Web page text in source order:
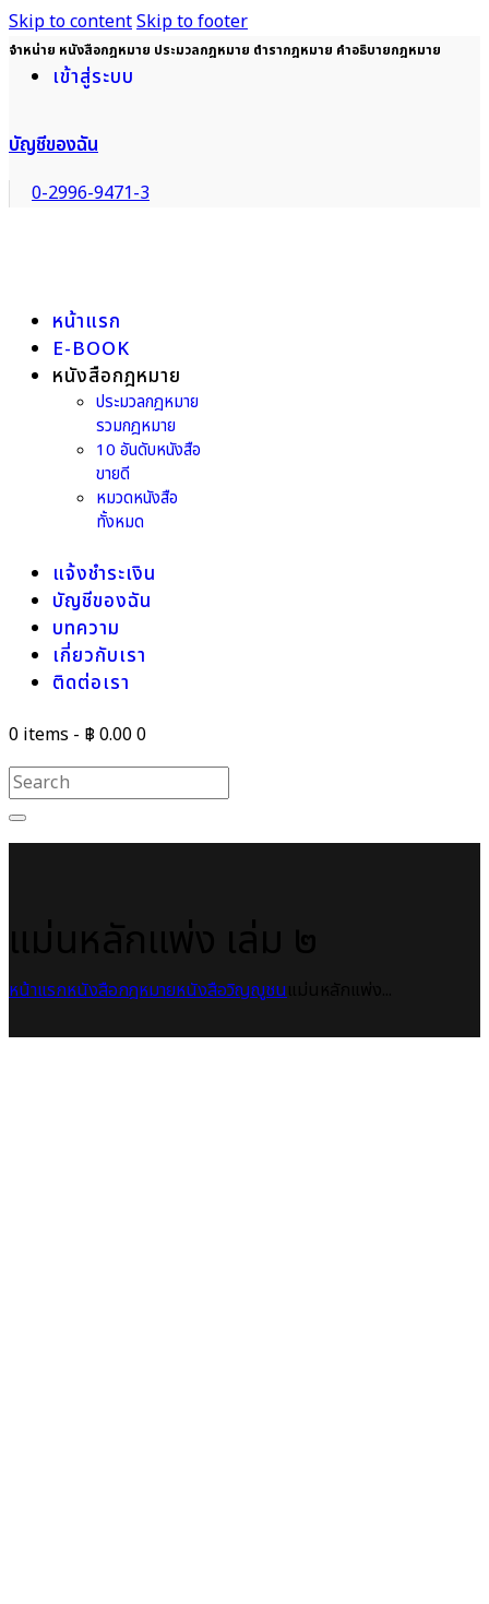
Skip to contentSkip to footer
จำหน่าย หนังสือกฎหมาย ประมวลกฎหมาย ตำรากฎหมาย คำอธิบายกฎหมาย
เข้าสู่ระบบ
บัญชีของฉัน
0-2996-9471-3
หน้าแรก
E-BOOK
หนังสือกฎหมาย
ประมวลกฎหมาย
รวมกฎหมาย
10 อันดับหนังสือ
ขายดี
หมวดหนังสือ
ทั้งหมด
แจ้งชำระเงิน
บัญชีของฉัน
บทความ
เกี่ยวกับเรา
ติดต่อเรา
0 items - ฿ 0.000
หน้าแรกหนังสือกฎหมายหนังสือวิญญูชน